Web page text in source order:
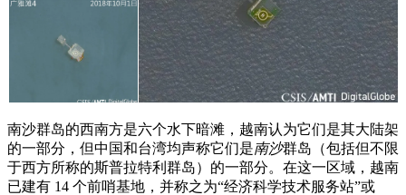
南沙群岛的西南方是六个水下暗滩，越南认为它们是其大陆架
的一部分，但中国和台湾均声称它们是南沙群岛（包括但不限
于西方所称的斯普拉特利群岛）的一部分。在这一区域，越南
已建有 14 个前哨基地，并称之为“经济科学技术服务站”或